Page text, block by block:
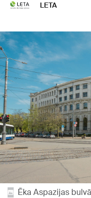
LETA
Ēka Aspazijas